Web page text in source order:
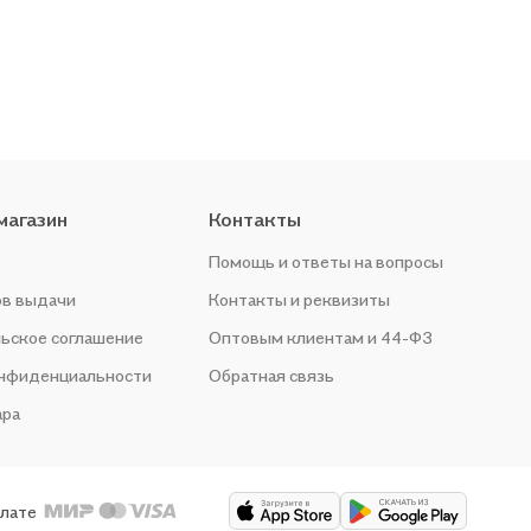
выдачи
соглашение
Контакты
Помощь и ответы на вопросы
Контакты и реквизиты
Оптовым клиентам и 44-ФЗ
Обратная связь